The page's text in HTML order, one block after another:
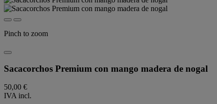
Pinch to zoom
Sacacorchos Premium con mango madera de nogal
50,00 €
IVA incl.